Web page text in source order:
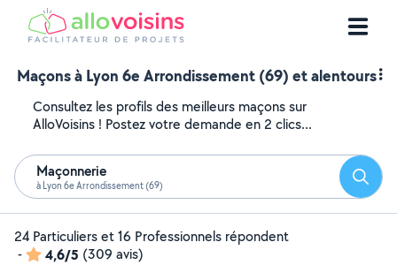
Maçons à Lyon 6e Arrondissement (69) et alentours
Consultez les profils des meilleurs maçons sur
AlloVoisins ! Postez votre demande en 2 clics...
Maçonnerie
à Lyon 6e Arrondissement (69)
24 Particuliers et 16 Professionnels répondent
-
4,6/5 (309 avis)